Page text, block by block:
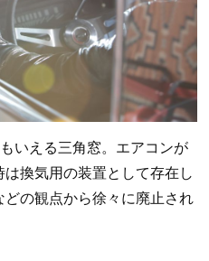
いえる三角窓。エアコンが
換気用の装置として存在し
の観点から徐々に廃止され